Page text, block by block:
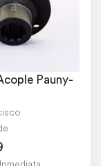
Pauny-